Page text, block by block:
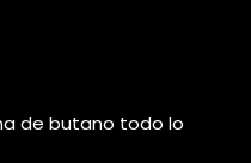
de butano todo lo